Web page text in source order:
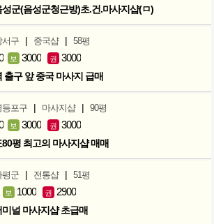
성군(음성군청근방)초.건.마사지샵(ㅁ)
서구 | 중국샵 | 58평
보 3000 권 3000
출구 앞 중국 마사지 급매
등포구 | 마사지샵 | 90평
보 3000 권 3000
평 최고의 마사지샵 매매
평군 | 전통샵 | 51평
보 1000 권 2900
널 마사지샵 초급매